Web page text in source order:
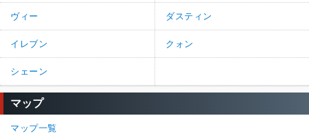
ヴィー ダスティン
イレブン クォン
シェーン
マップ
マップ一覧